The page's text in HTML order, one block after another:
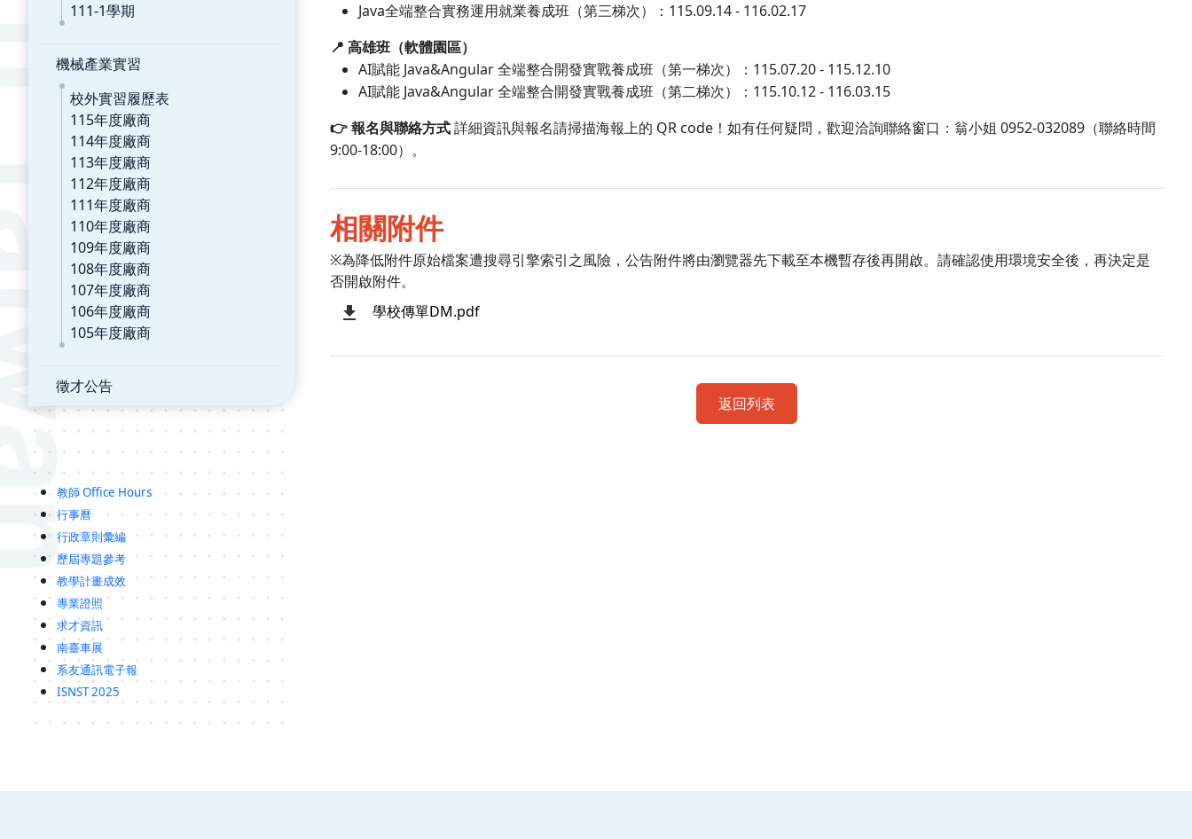
111-1學期
機械產業實習
校外實習履歷表
115年度廠商
114年度廠商
113年度廠商
112年度廠商
111年度廠商
110年度廠商
109年度廠商
108年度廠商
107年度廠商
106年度廠商
105年度廠商
徵才公告
教師 Office Hours
行事曆
行政章則彙編
歷屆專題參考
教學計畫成效
專業證照
求才資訊
南臺車展
系友通訊電子報
ISNST 2025
Java全端整合實務運用就業養成班（第三梯次）： 115.09.14 - 116.02.17
📍 高雄班（軟體園區）
AI賦能 Java&Angular 全端整合開發實戰養成班（第一梯次）： 115.07.20 - 115.12.10
AI賦能 Java&Angular 全端整合開發實戰養成班（第二梯次）： 115.10.12 - 116.03.15
👉 報名與聯絡方式 詳細資訊與報名請掃描海報上的 QR code ！如有任何疑問，歡迎洽詢聯絡窗口：翁小姐 0952-032089 （聯絡時間
9:00-18:00）。
相關附件
※為降低附件原始檔案遭搜尋引擎索引之風險，公告附件將由瀏覽器先下載至本機暫存後再開啟。請確認使用環境安全後，再決定是
否開啟附件。
學校傳單DM.pdf
返回列表